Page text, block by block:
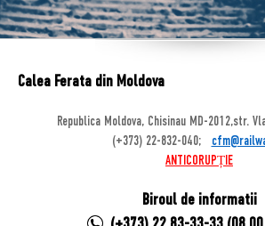
Calea Ferata din Moldova
Republica Moldova, Chisinau MD-2012,str.
(+373) 22-832-040;
ANTICORUPȚIE
Biroul de informatii